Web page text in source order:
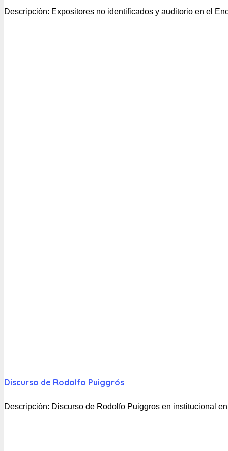
Descripción: Expositores no identificados y auditorio en el
Discurso de Rodolfo Puiggrós
Descripción: Discurso de Rodolfo Puiggros en institucional